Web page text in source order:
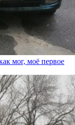
мог, моё первое